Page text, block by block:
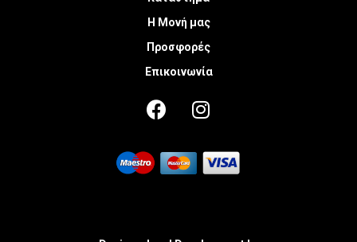
Η Μονή μας
Προσφορές
Επικοινωνία